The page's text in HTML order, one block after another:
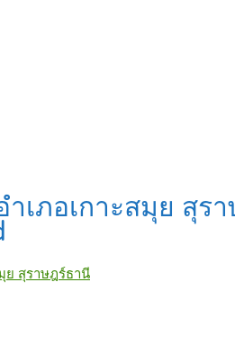
เภอเกาะสมุย สุร
ย สุราษฎร์ธานี